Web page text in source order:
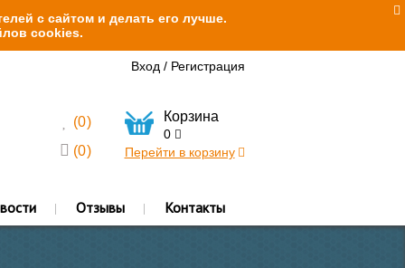
с сайтом и делать его лучше.
cookies.
Вход / Регистрация
(0)
(0)
Корзина
0
Перейти в корзину
Отзывы Контакты